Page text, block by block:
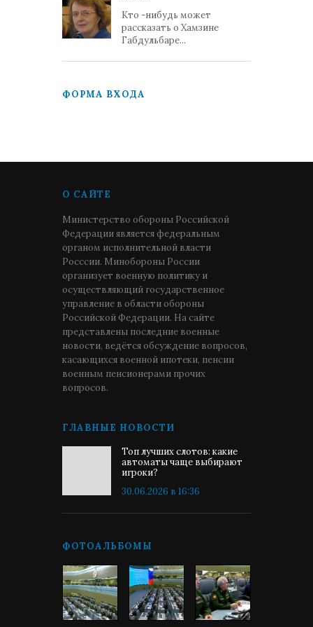
Кто -нибудь может
рассказать о Хамзине
Габдульбаре...
ФОРМА ВХОДА
О САЙТЕ
Министерство обороны Российской
Федерации является федеральным
органом исполнительной власти
Росссии. Минобороны России
организует военную политику и
осуществляющий государственное
управление в области обороны
Российской Федерации. На сайте
представлены последние военные
новости, ведётся обсуждение вопросов,
касающихся военной ипотеки, пенсии
военным пенсионерами прочих
вопросов.
ГЛАВНЫЕ НОВОСТИ
Топ лучших слотов: какие
автоматы чаще выбирают
игроки?
30.06.2026 в 16:36
ФОТОАЛЬБОМЫ